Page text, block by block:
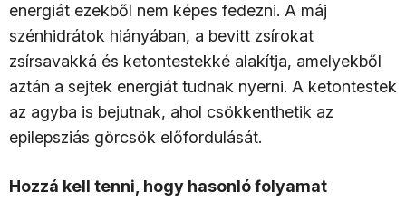
energiát ezekből nem képes fedezni. A máj
szénhidrátok hiányában, a bevitt zsírokat
zsírsavakká és ketontestekké alakítja, amelyekből
aztán a sejtek energiát tudnak nyerni. A ketontestek
az agyba is bejutnak, ahol csökkenthetik az
epilepsziás görcsök előfordulását.
Hozzá kell tenni, hogy hasonló folyamat